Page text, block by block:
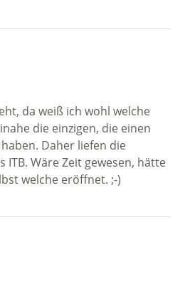
da weiß ich wohl welche
die einzigen, die einen
Daher liefen die
ITB. Wäre Zeit gewesen, hätte
welche eröffnet. ;-)